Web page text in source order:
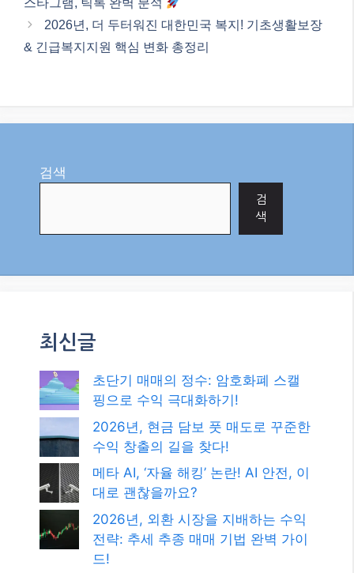
2026년, 현금 담보 풋 매도로 꾸준한
드!
지 혜택과 정책 자금, 놓치지 마세요!
카테고리
카테고리